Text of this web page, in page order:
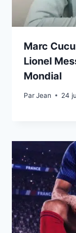
Marc
Lionel
Mondial
ParJean
24 juillet 2026
24